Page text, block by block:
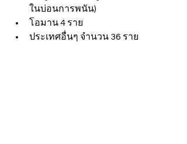
ในบ่อนการพนัน)
โอมาน 4 ราย
ประเทศอื่นๆ จำนวน 36 ราย